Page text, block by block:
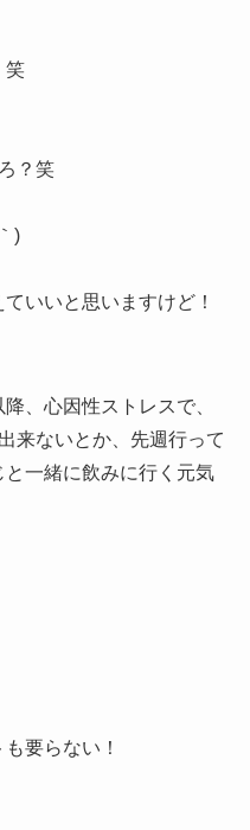
笑
？笑
)
いいと思いますけど！
、心因性ストレスで、
来ないとか、先週行って
一緒に飲みに行く元気
要らない！